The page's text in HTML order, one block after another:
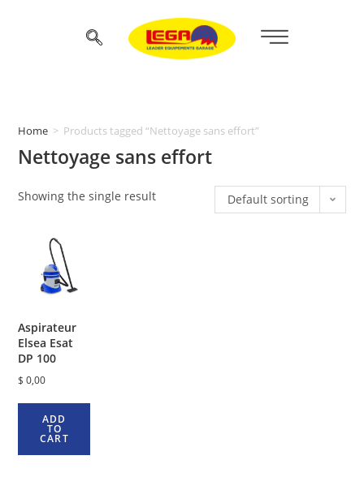
Home > Products tagged “Nettoyage sans effort”
Nettoyage sans effort
Showing the single result Default sorting
Aspirateur
Elsea Esat
DP 100
$ 0,00
ADD
TO
CART